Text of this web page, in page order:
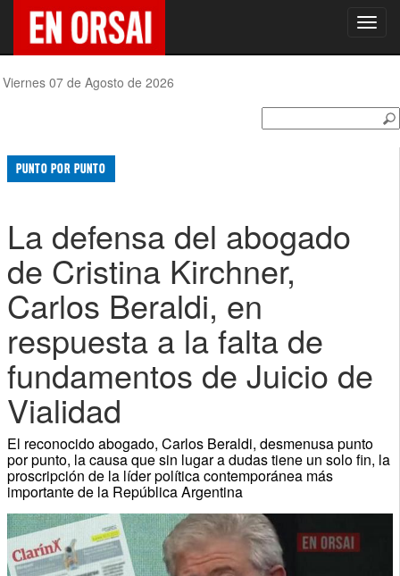
Viernes 07 de Agosto de 2026
PUNTO POR PUNTO
La defensa del abogado
de Cristina Kirchner,
Carlos Beraldi, en
respuesta a la falta de
fundamentos de Juicio de
Vialidad
El reconocido abogado, Carlos Beraldi, desmenusa punto
por punto, la causa que sin lugar a dudas tiene un solo fin, la
proscripción de la líder política contemporánea más
importante de la República Argentina